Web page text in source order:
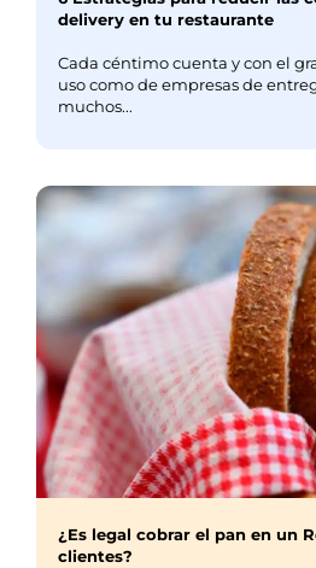
delivery en tu restaurante
Cada céntimo cuenta y con el
uso como de empresas de
muchos...
¿Es legal cobrar el pan en un
clientes?